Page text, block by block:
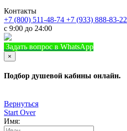
Контакты
+7 (800) 511-48-74 +7 (933) 888-83-22
с 9:00 до 24:00
Задать вопрос в WhatsApp
×
Подбор душевой кабины онлайн.
Вернуться
Start Over
Имя: